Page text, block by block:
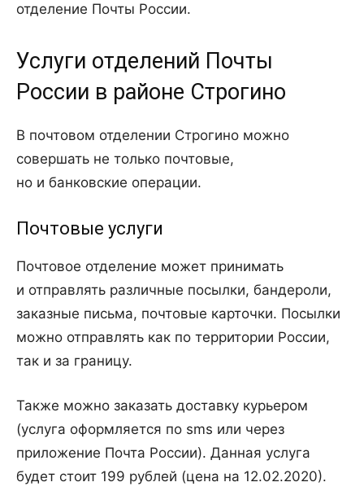
отделение Почты России.
Услуги отделений Почты
России в районе Строгино
В почтовом отделении Строгино можно
совершать не только почтовые,
но и банковские операции.
Почтовые услуги
Почтовое отделение может принимать
и отправлять различные посылки, бандероли,
заказные письма, почтовые карточки. Посылки
можно отправлять как по территории России,
так и за границу.
Также можно заказать доставку курьером
(услуга оформляется по sms или через
приложение Почта России). Данная услуга
будет стоит 199 рублей (цена на 12.02.2020).